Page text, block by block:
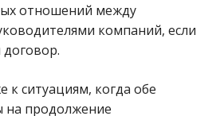
отношений между
компаний, если
к ситуациям, когда обе
на продолжение